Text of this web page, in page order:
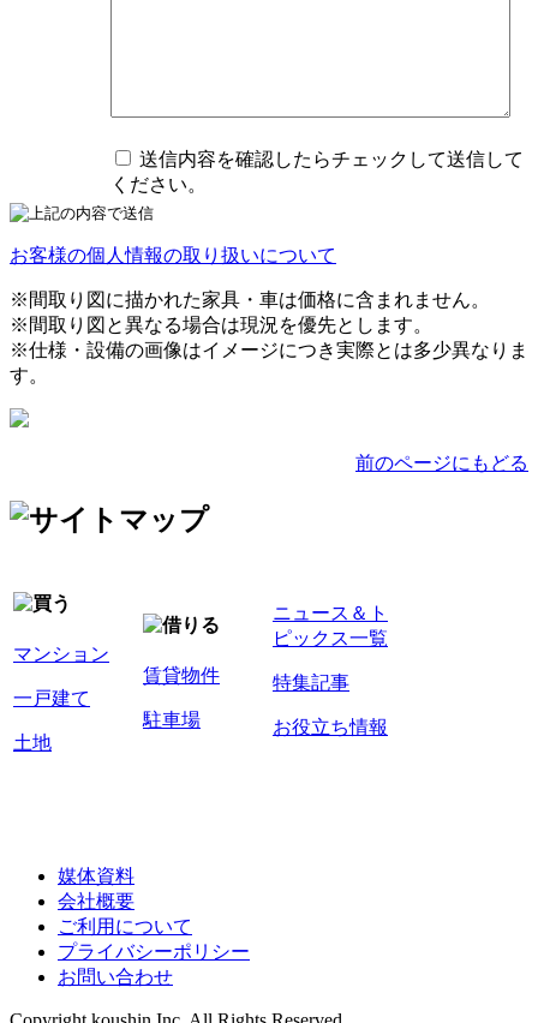
送信内容を確認したらチェックして送信して
ください。
お客様の個人情報の取り扱いについて
※間取り図に描かれた家具・車は価格に含まれません。
※間取り図と異なる場合は現況を優先とします。
※仕様・設備の画像はイメージにつき実際とは多少異なりま
す。
前のページにもどる
マンション
一戸建て
土地
賃貸物件
駐車場
ニュース＆ト
ピックス一覧
特集記事
お役立ち情報
媒体資料
会社概要
ご利用について
プライバシーポリシー
お問い合わせ